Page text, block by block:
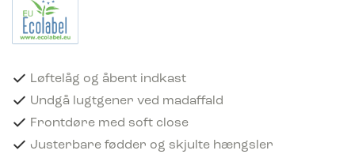
Løftelåg og åbent indkast
Undgå lugtgener ved madaffald
Frontdøre med soft close
Justerbare fødder og skjulte hængsler